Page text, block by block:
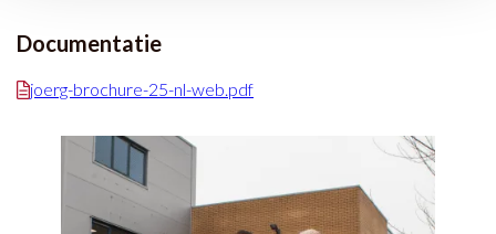
Documentatie
joerg-brochure-25-nl-web.pdf